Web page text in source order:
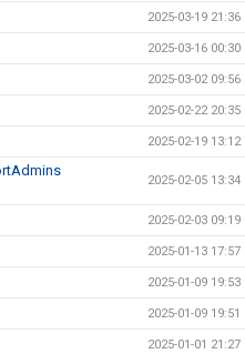
2025-03-19 21:36
2025-03-16 00:30
2025-03-02 09:56
2025-02-22 20:35
2025-02-19 13:12
2025-02-05 13:34
2025-02-03 09:19
2025-01-13 17:57
2025-01-09 19:53
2025-01-09 19:51
2025-01-01 21:27